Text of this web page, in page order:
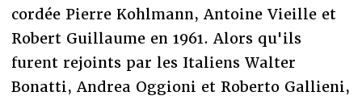
cordée Pierre Kohlmann, Antoine Vieille et
Robert Guillaume en 1961. Alors qu'ils
furent rejoints par les Italiens Walter
Bonatti, Andrea Oggioni et Roberto Gallieni,